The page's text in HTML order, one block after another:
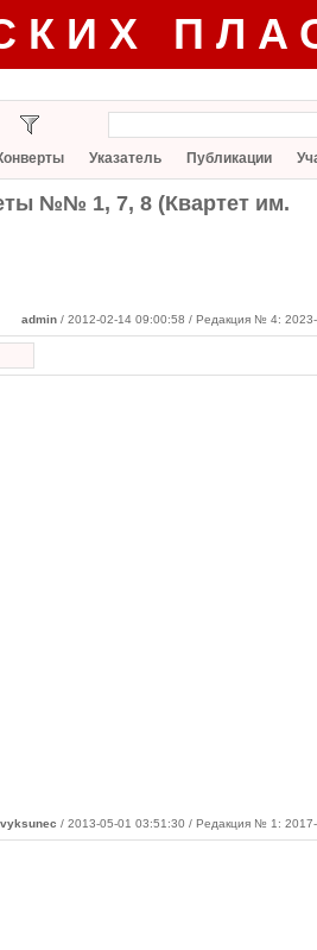
Указатель Публикации
№№ 1, 7, 8 (Квартет им.
admin / 2012-02-14 09:00:58 / Редакция № 4:
vyksunec / 2013-05-01 03:51:30 / Редакция № 1: